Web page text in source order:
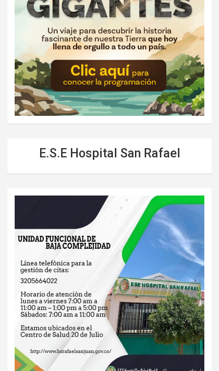
E.S.E Hospital San Rafael